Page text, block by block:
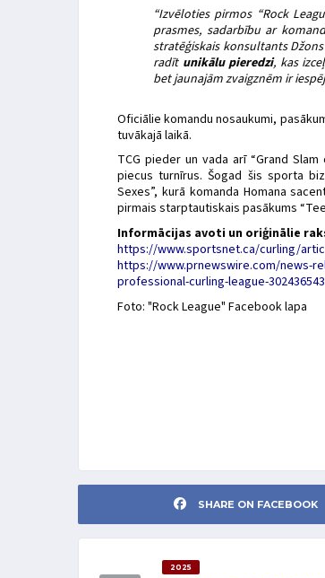
“Izvēloties pirmos “Rock
prasmes, sadarbību ar
stratēģiskais konsultants
radīt unikālu pieredzi, kas
bet jaunajām zvaigznēm ir
Oficiālie komandu nosaukumi,
tuvākajā laikā.
TCG pieder un vada arī “Grand
piecus turnīrus. Šogad šis sporta
Sexes”, kurā komanda Homana
pirmais starptautiskais pasākums
Informācijas avoti un oriģinālie
https://www.sportsnet.ca/curling/
https://www.prnewswire.com/news-
professional-curling-league-
Foto: "Rock League" Facebook lapa
SHARE ON FACEBOOK
2025